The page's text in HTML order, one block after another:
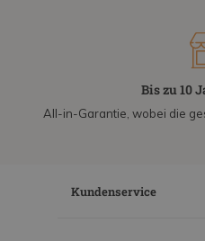
Bis zu 10
All-in-Garantie, wobei die
Kundenservice